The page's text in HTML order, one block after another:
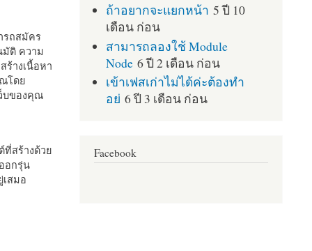
รถสมัคร
มัติ ความ
ร้างเนื้อหา
ณโดย
บของคุณ
ที่สร้างด้วย
อกรุ่น
สมอ
ถ้าอยากจะแยกหน้า 5 ปี 10
เดือน ก่อน
สามารถลองใช้ Module
Node 6 ปี 2 เดือน ก่อน
เข้าเฟสเก่าไม่ได้ค่ะต้องทำ
อย่ 6 ปี 3 เดือน ก่อน
Facebook